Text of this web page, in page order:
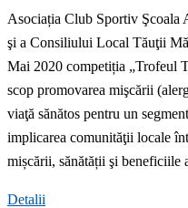
Asociația Club Sportiv Şcoala
şi a Consiliului Local Tăuţii
Mai 2020 competiția „Trofeul
scop promovarea mişcării
viaţă sănătos pentru un
implicarea comunităţii locale
mișcării, sănătății şi beneficiile
Detalii